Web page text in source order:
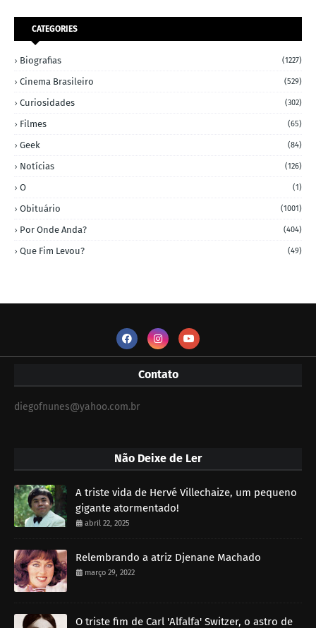
CATEGORIES
Biografias (1227)
Cinema Brasileiro (529)
Curiosidades (302)
Filmes (65)
Geek (84)
Notícias (126)
O (1)
Obituário (1001)
Por Onde Anda? (404)
Que Fim Levou? (49)
Contato
diegofnunes@yahoo.com.br
Não Deixe de Ler
A triste vida de Hervé Villechaize, um pequeno
gigante atormentado!
abril 22, 2025
Relembrando a atriz Djenane Machado
março 29, 2022
O triste fim de Carl 'Alfalfa' Switzer, o astro de